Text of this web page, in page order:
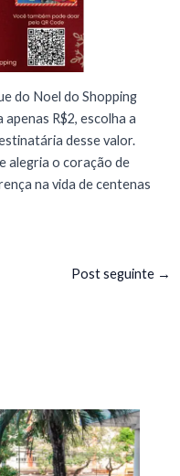
do Noel do Shopping
R$2, escolha a
desse valor.
alegria o coração de
na vida de centenas
Post seguinte →